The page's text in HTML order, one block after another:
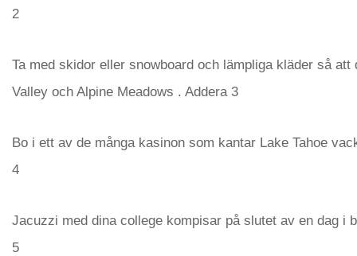
2
Ta med skidor eller snowboard och lämpliga kläder så
Valley och Alpine Meadows . Addera 3
Bo i ett av de många kasinon som kantar Lake Tahoe
4
Jacuzzi med dina college kompisar på slutet av en dag i
5